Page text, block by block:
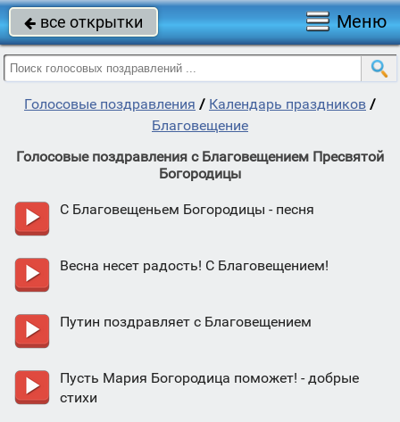
 все открытки Меню
Голосовые поздравления / Календарь праздников /
Благовещение
Голосовые поздравления с Благовещением Пресвятой
Богородицы
С Благовещеньем Богородицы - песня
Весна несет радость! С Благовещением!
Путин поздравляет с Благовещением
Пусть Мария Богородица поможет! - добрые
стихи